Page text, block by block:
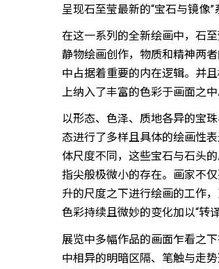
呈现石至莹最新的“宝石与镜像”
在这一系列的全新绘画中，石
静物绘画创作，物质和精神两
中占据着重要的内在逻辑。并
上纳入了丰富的色彩于画面之中
以形态、色泽、质地各异的宝
态进行了多样且具体的绘画性
体尺度不同，这些宝石与石头
指尖般极微小的存在。画家不
升的尺度之下进行绘画的工作
色彩持续且微妙的变化加以“转译
展览中多幅作品的画面乍看之
中相异的明暗区隔、笔触与走